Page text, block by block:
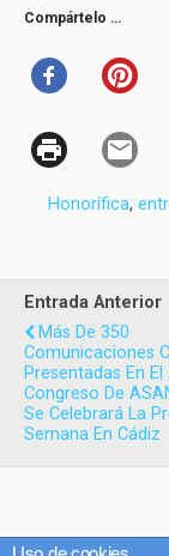
Compártelo …
Honorífica,
Entrada Anterior
Más De 350
Comunicaciones
Presentadas En El
Congreso De
Se Celebrará La
Semana En Cádiz